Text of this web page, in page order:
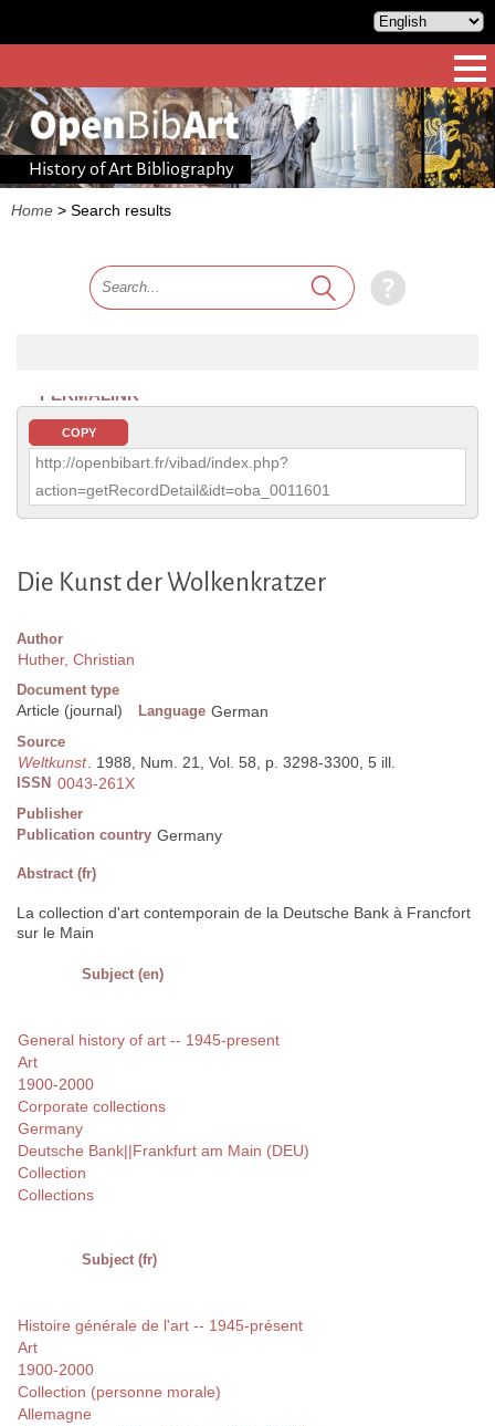
History of Art Bibliography
Home > Search results
PERMALINK
COPY
http://openbibart.fr/vibad/index.php?
action=getRecordDetail&idt=oba_0011601
Die Kunst der Wolkenkratzer
Author
Huther, Christian
Document type
Article (journal) Language German
Source
Weltkunst. 1988, Num. 21, Vol. 58, p. 3298-3300, 5 ill.
ISSN 0043-261X
Publisher
Publication country Germany
Abstract (fr)
La collection d'art contemporain de la Deutsche Bank à Francfort
sur le Main
Subject (en)
General history of art -- 1945-present
Art
1900-2000
Corporate collections
Germany
Deutsche Bank||Frankfurt am Main (DEU)
Collection
Collections
Subject (fr)
Histoire générale de l'art -- 1945-présent
Art
1900-2000
Collection (personne morale)
Allemagne